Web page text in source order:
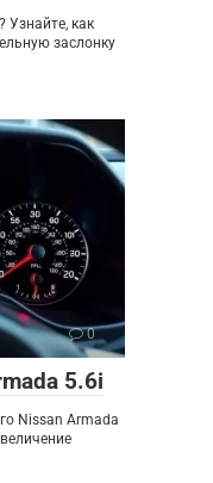
Узнайте, как
заслонку
0
5.6i
Nissan Armada